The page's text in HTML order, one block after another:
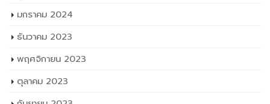
มกราคม 2024
ธันวาคม 2023
พฤศจิกายน 2023
ตุลาคม 2023